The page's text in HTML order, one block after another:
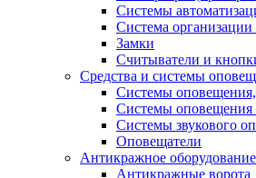
Системы
Система организации
Замки
Считыватели и
Средства и системы
Системы
Системы оповещения
Системы звукового
Оповещатели
Антикражное оборудование
Антикражные ворота